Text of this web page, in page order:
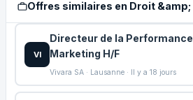
Offres similaires en Droit &amp;
VI
Directeur de la
Marketing H/F
Vivara SA · Lausanne · Il y a 18 jours